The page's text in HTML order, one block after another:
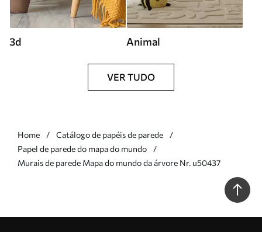
3d Animal
VER TUDO
Home
Catálogo de papéis de parede
Papel de parede do mapa do mundo
Murais de parede Mapa do mundo da árvore Nr. u50437